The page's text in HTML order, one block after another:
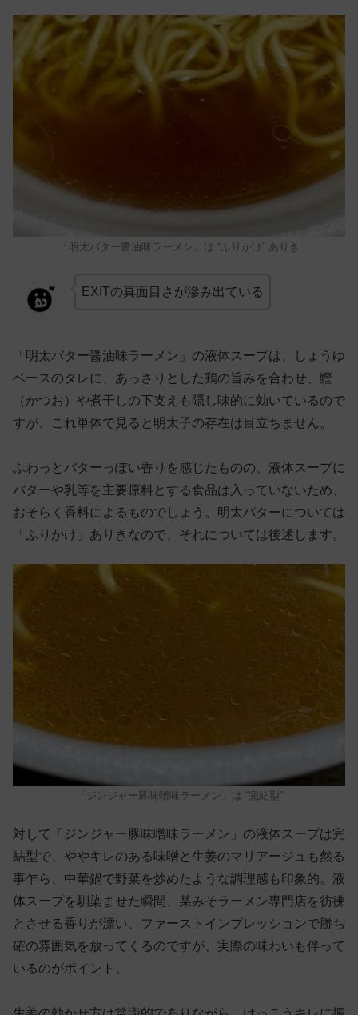
「明太バター醤油味ラーメン」は “ふりかけ” ありき
EXITの真面目さが滲み出ている
「明太バター醤油味ラーメン」の液体スープは、しょうゆ
ベースのタレに、あっさりとした鶏の旨みを合わせ、鰹
（かつお）や煮干しの下支えも隠し味的に効いているので
すが、これ単体で見ると明太子の存在は目立ちません。
ふわっとバターっぽい香りを感じたものの、液体スープに
バターや乳等を主要原料とする食品は入っていないため、
おそらく香料によるものでしょう。明太バターについては
「ふりかけ」ありきなので、それについては後述します。
「ジンジャー豚味噌味ラーメン」は “完結型”
対して「ジンジャー豚味噌味ラーメン」の液体スープは完
結型で、ややキレのある味噌と生姜のマリアージュも然る
事乍ら、中華鍋で野菜を炒めたような調理感も印象的。液
体スープを馴染ませた瞬間、某みそラーメン専門店を彷彿
とさせる香りが漂い、ファーストインプレッションで勝ち
確の雰囲気を放ってくるのですが、実際の味わいも伴って
いるのがポイント。